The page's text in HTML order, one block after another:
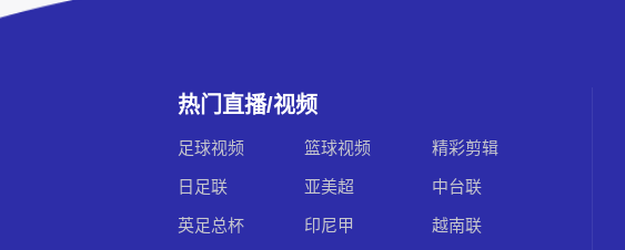
热门直播/视频
足球视频 篮球视频 精彩剪辑
日足联 亚美超 中台联
英足总杯 印尼甲 越南联